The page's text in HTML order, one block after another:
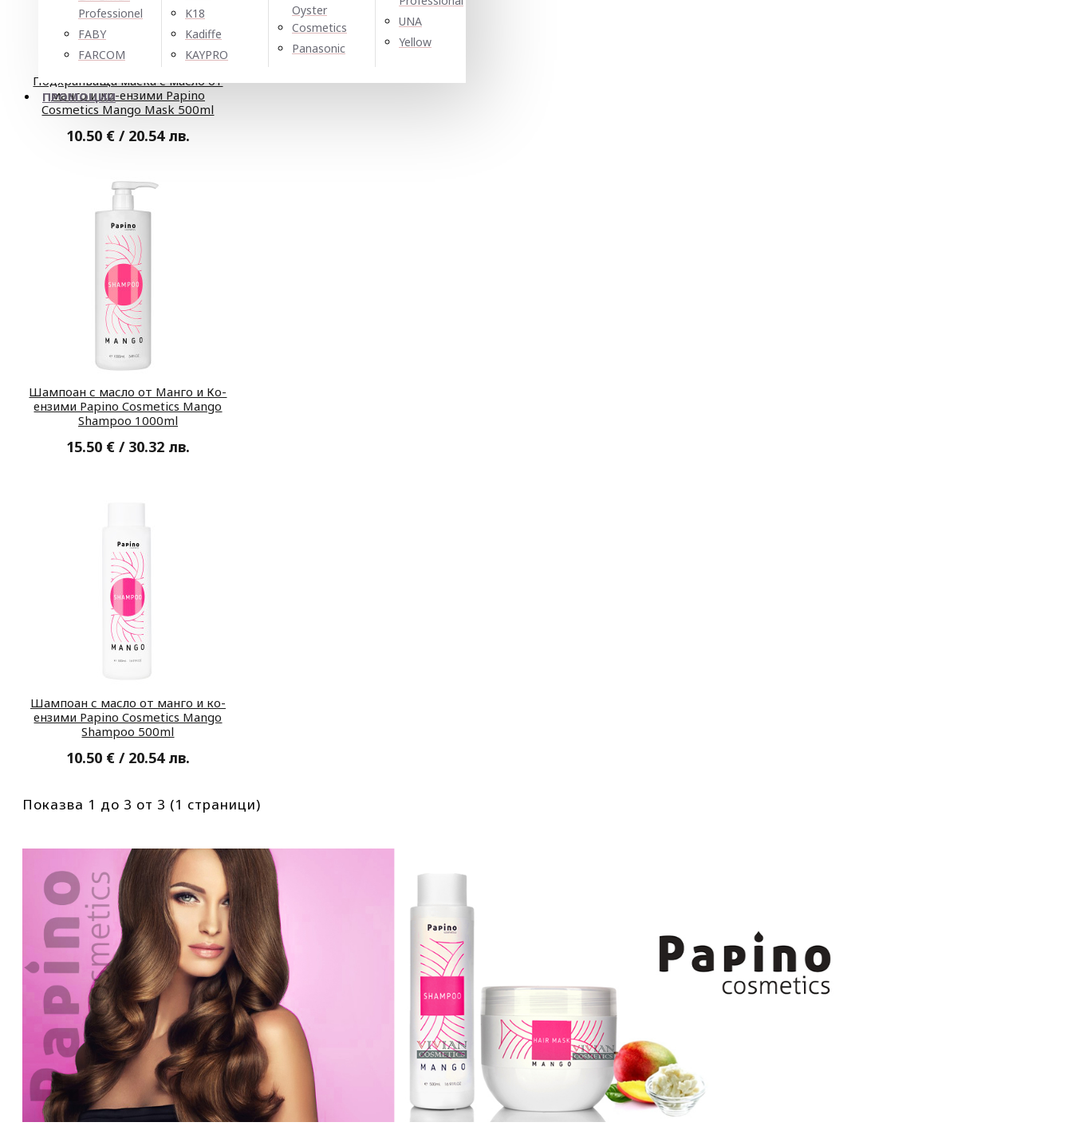
Professionel
FABY
FARCOM
K18
Kadiffe
KAYPRO
Oyster
Cosmetics
Panasonic
UNA
Yellow
ПРОМОЦИИ
Подхранваща маска с масло от
манго и ко-ензими Papino
Cosmetics Mango Mask 500ml
10.50 € / 20.54 лв.
Шампоан с масло от Манго и Ко-
ензими Papino Cosmetics Mango
Shampoo 1000ml
15.50 € / 30.32 лв.
Шампоан с масло от манго и ко-
ензими Papino Cosmetics Mango
Shampoo 500ml
10.50 € / 20.54 лв.
Показва 1 до 3 от 3 (1 страници)